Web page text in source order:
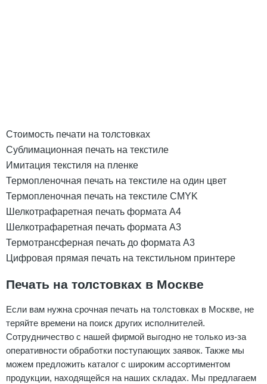
Стоимость печати на толстовках
Сублимационная печать на текстиле
Имитация текстиля на пленке
Термопленочная печать на текстиле на один цвет
Термопленочная печать на текстиле CMYK
Шелкотрафаретная печать формата А4
Шелкотрафаретная печать формата А3
Термотрансферная печать до формата А3
Цифровая прямая печать на текстильном принтере
Печать на толстовках в Москве
Если вам нужна срочная печать на толстовках в Москве, не
теряйте времени на поиск других исполнителей.
Сотрудничество с нашей фирмой выгодно не только из-за
оперативности обработки поступающих заявок. Также мы
можем предложить каталог с широким ассортиментом
продукции, находящейся на наших складах. Мы предлагаем